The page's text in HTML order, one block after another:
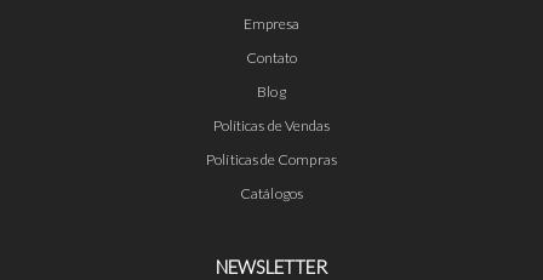
Empresa
Contato
Blog
Políticas de Vendas
Políticas de Compras
Catálogos
NEWSLETTER